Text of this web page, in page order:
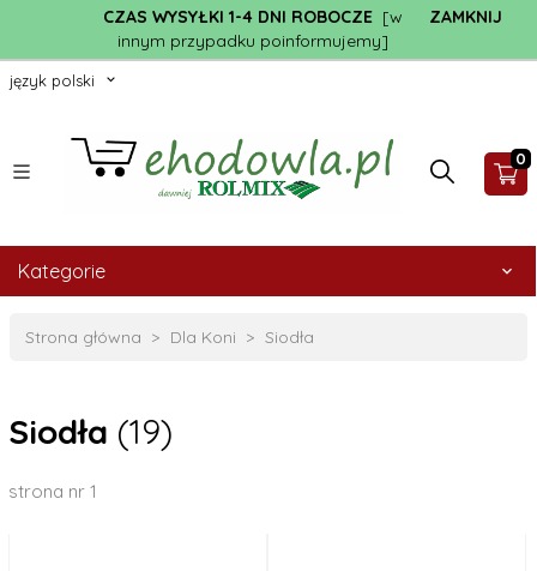
CZAS WYSYŁKI 1-4 DNI ROBOCZE[w
innym przypadku poinformujemy]
ZAMKNIJ
język polski
0
Kategorie
Strona główna Dla Koni Siodła
Siodła (19)
strona nr 1